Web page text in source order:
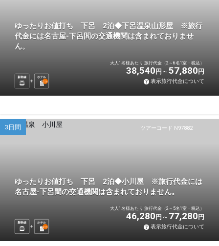
ゆったりお値打ち 下呂 2泊◆下呂温泉山形屋 ※旅行
代金には名古屋-下呂間の交通機関は含まれておりませ
ん。
新幹線
ホテル
2泊
大人1名様あたり 旅行代金（2～6名1室・税込）
38,540 円 57,880 円
表示旅行代金について
ツアーコード N97882
3日間
ゆったりお値打ち 下呂 2泊◆小川屋 ※旅行代金には
名古屋-下呂間の交通機関は含まれておりません。
新幹線
ホテル
2泊
大人1名様あたり 旅行代金（2～5名1室・税込）
46,280 円 77,280 円
表示旅行代金について